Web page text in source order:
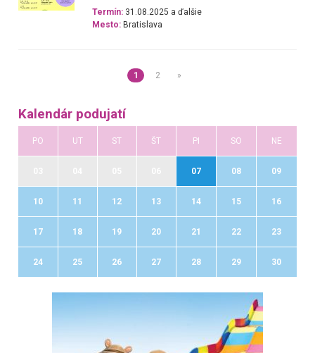
Termín: 31.08.2025 a ďalšie
Mesto: Bratislava
1 2 »
Kalendár podujatí
PO UT ST ŠT PI SO NE
07 08 09
10 11 12 13 14 15 16
17 18 19 20 21 22 23
24 25 26 27 28 29 30